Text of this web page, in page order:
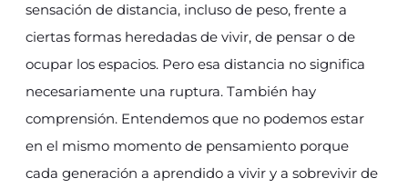
sensación de distancia, incluso de peso, frente a
ciertas formas heredadas de vivir, de pensar o de
ocupar los espacios. Pero esa distancia no significa
necesariamente una ruptura. También hay
comprensión. Entendemos que no podemos estar
en el mismo momento de pensamiento porque
cada generación a aprendido a vivir y a sobrevivir de